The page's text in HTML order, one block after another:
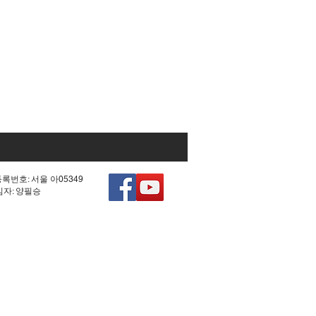
번호: 서울 아05349
: 양필승